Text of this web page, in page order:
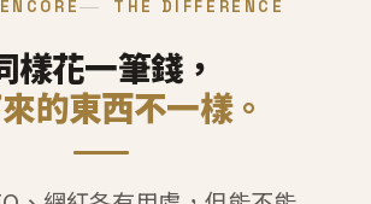
THE DIFFERENCE
樣花一筆錢，
的東西不一樣。